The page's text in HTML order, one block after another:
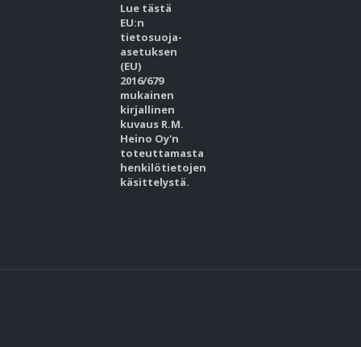
Lue tästä
EU:n
tietosuoja-
asetuksen
(EU)
2016/679
mukainen
kirjallinen
kuvaus R.M.
Heino Oy'n
toteuttamasta
henkilötietojen
käsittelystä.